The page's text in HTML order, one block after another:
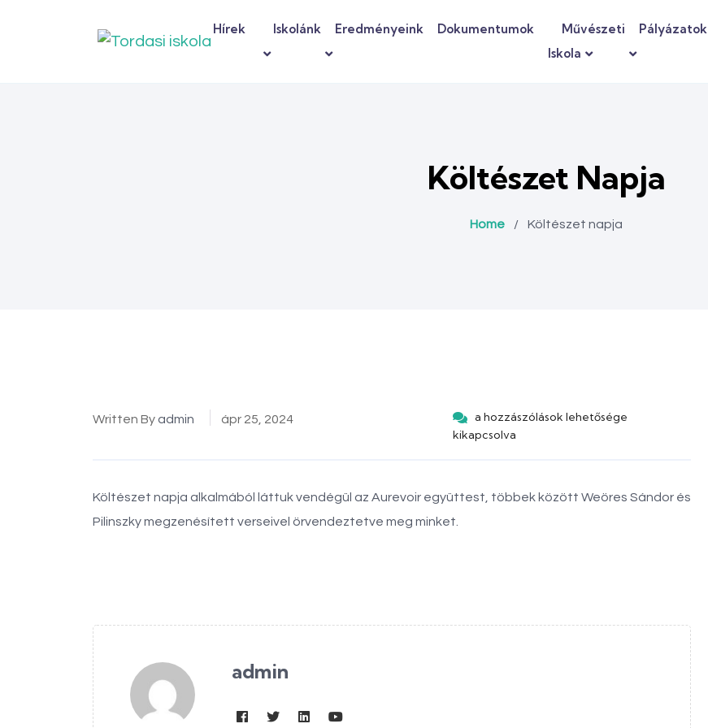
Hírek Iskolánk Eredményeink Dokumentumok
Művészeti
Iskola
Pályázatok
Költészet Napja
Home / Költészet napja
Written By admin ápr 25, 2024
a hozzászólások lehetősége
kikapcsolva
Költészet napja alkalmából láttuk vendégül az Aurevoir együttest, többek között Weöres Sándor és
Pilinszky megzenésített verseivel örvendeztetve meg minket.
admin